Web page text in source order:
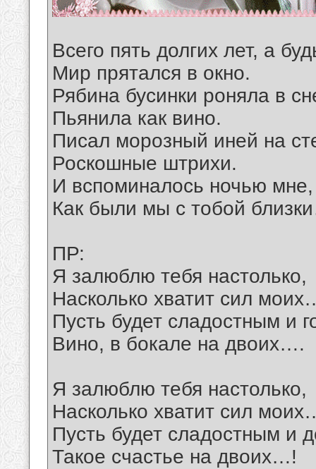
Всего пять долгих лет, а
Мир прятался в окно.
Рябина бусинки роняла в
Пьянила как вино.
Писал морозный иней на
Роскошные штрихи.
И вспоминалось ночью мне,
Как были мы с тобой
ПР:
Я залюблю тебя настолько,
Насколько хватит сил
Пусть будет сладостным и
Вино, в бокале на двоих….
Я залюблю тебя настолько,
Насколько хватит сил
Пусть будет сладостным и
Такое счастье на двоих…!